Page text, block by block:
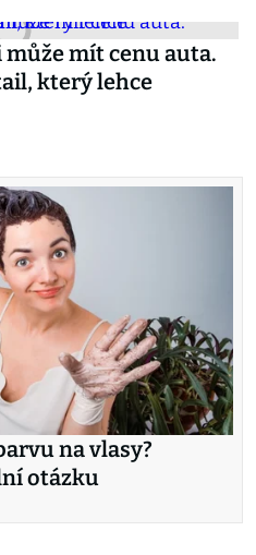
mít cenu auta.
který lehce
na vlasy?
otázku